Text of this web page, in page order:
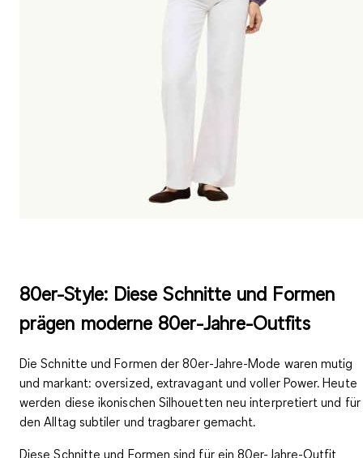
80er-Style: Diese Schnitte und Formen
prägen moderne 80er-Jahre-Outfits
Die Schnitte und Formen der 80er-Jahre-Mode waren mutig
und markant: oversized, extravagant und voller Power. Heute
werden diese ikonischen Silhouetten neu interpretiert und für
den Alltag subtiler und tragbarer gemacht.
Diese Schnitte und Formen sind für ein 80er-Jahre-Outfit